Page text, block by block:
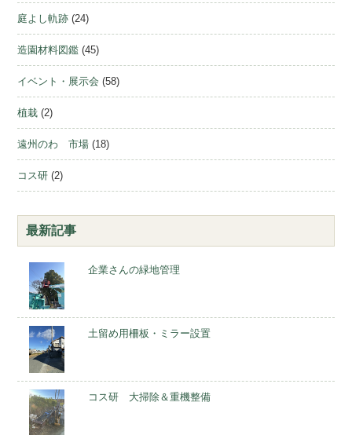
庭よし軌跡 (24)
造園材料図鑑 (45)
イベント・展示会 (58)
植栽 (2)
遠州のわ 市場 (18)
コス研 (2)
最新記事
企業さんの緑地管理
土留め用柵板・ミラー設置
コス研 大掃除＆重機整備